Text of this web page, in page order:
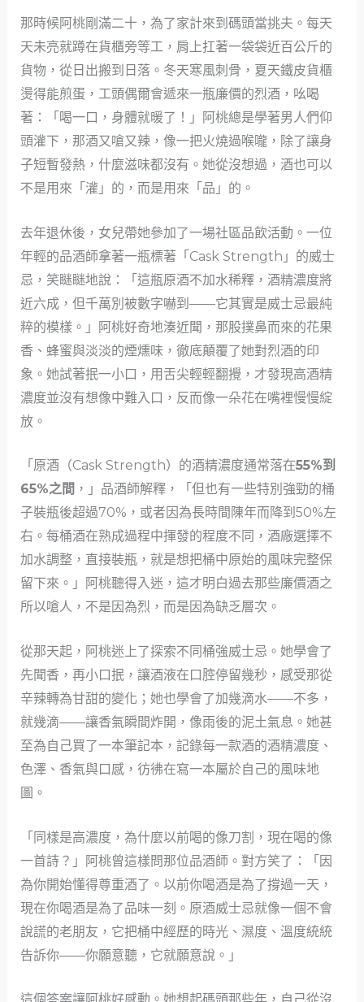
那時候阿桃剛滿二十，為了家計來到碼頭當挑夫。每天
天未亮就蹲在貨櫃旁等工，肩上扛著一袋袋近百公斤的
貨物，從日出搬到日落。冬天寒風刺骨，夏天鐵皮貨櫃
燙得能煎蛋，工頭偶爾會遞來一瓶廉價的烈酒，吆喝
著：「喝一口，身體就暖了！」阿桃總是學著男人們仰
頭灌下，那酒又嗆又辣，像一把火燒過喉嚨，除了讓身
子短暫發熱，什麼滋味都沒有。她從沒想過，酒也可以
不是用來「灌」的，而是用來「品」的。
去年退休後，女兒帶她參加了一場社區品飲活動。一位
年輕的品酒師拿著一瓶標著「Cask Strength」的威士
忌，笑瞇瞇地說：「這瓶原酒不加水稀釋，酒精濃度將
近六成，但千萬別被數字嚇到——它其實是威士忌最純
粹的模樣。」阿桃好奇地湊近聞，那股撲鼻而來的花果
香、蜂蜜與淡淡的煙燻味，徹底顛覆了她對烈酒的印
象。她試著抿一小口，用舌尖輕輕翻攪，才發現高酒精
濃度並沒有想像中難入口，反而像一朵花在嘴裡慢慢綻
放。
「原酒（Cask Strength）的酒精濃度通常落在55%到
65%之間 ，」品酒師解釋，「但也有一些特別強勁的桶
子裝瓶後超過70%，或者因為長時間陳年而降到50%左
右。每桶酒在熟成過程中揮發的程度不同，酒廠選擇不
加水調整，直接裝瓶，就是想把桶中原始的風味完整保
留下來。」阿桃聽得入迷，這才明白過去那些廉價酒之
所以嗆人，不是因為烈，而是因為缺乏層次。
從那天起，阿桃迷上了探索不同桶強威士忌。她學會了
先聞香，再小口抿，讓酒液在口腔停留幾秒，感受那從
辛辣轉為甘甜的變化；她也學會了加幾滴水——不多，
就幾滴——讓香氣瞬間炸開，像雨後的泥土氣息。她甚
至為自己買了一本筆記本，記錄每一款酒的酒精濃度、
色澤、香氣與口感，彷彿在寫一本屬於自己的風味地
圖。
「同樣是高濃度，為什麼以前喝的像刀割，現在喝的像
一首詩？」阿桃曾這樣問那位品酒師。對方笑了：「因
為你開始懂得尊重酒了。以前你喝酒是為了撐過一天，
現在你喝酒是為了品味一刻。原酒威士忌就像一個不會
說謊的老朋友，它把桶中經歷的時光、濕度、溫度統統
告訴你——你願意聽，它就願意說。」